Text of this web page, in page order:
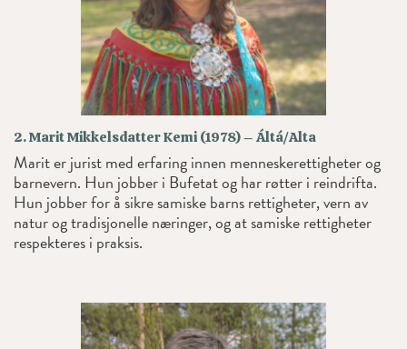
2. Marit Mikkelsdatter Kemi (1978) – Áltá/Alta
Marit er jurist med erfaring innen menneskerettigheter og
barnevern. Hun jobber i Bufetat og har røtter i reindrifta.
Hun jobber for å sikre samiske barns rettigheter, vern av
natur og tradisjonelle næringer, og at samiske rettigheter
respekteres i praksis.